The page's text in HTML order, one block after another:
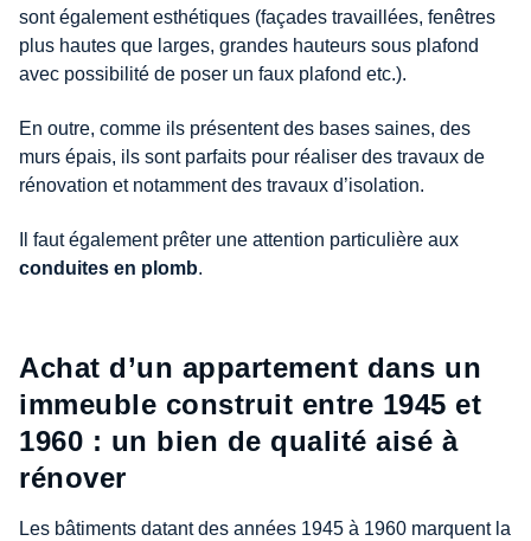
sont également esthétiques (façades travaillées, fenêtres
plus hautes que larges, grandes hauteurs sous plafond
avec possibilité de poser un faux plafond etc.).
En outre, comme ils présentent des bases saines, des
murs épais, ils sont parfaits pour réaliser des travaux de
rénovation et notamment des travaux d’isolation.
Il faut également prêter une attention particulière aux
conduites en plomb.
Achat d’un appartement dans un
immeuble construit entre 1945 et
1960 : un bien de qualité aisé à
rénover
Les bâtiments datant des années 1945 à 1960 marquent la